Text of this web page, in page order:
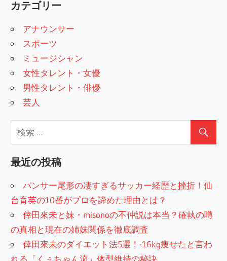
カテゴリー
アナウンサー
スポーツ
ミュージシャン
女性タレント・女優
男性タレント・俳優
芸人
最近の投稿
パンサー尾形の凄すぎるサッカー経歴と挫折！仙
台育英の10番がプロを諦めた理由とは？
倖田來未と妹・misonoの不仲説は本当？確執の噂
の真相と現在の姉妹関係を徹底調査
倖田來未のダイエット法5選！-16kg痩せたと言わ
れる「くぅちゃん流」体型維持の秘訣